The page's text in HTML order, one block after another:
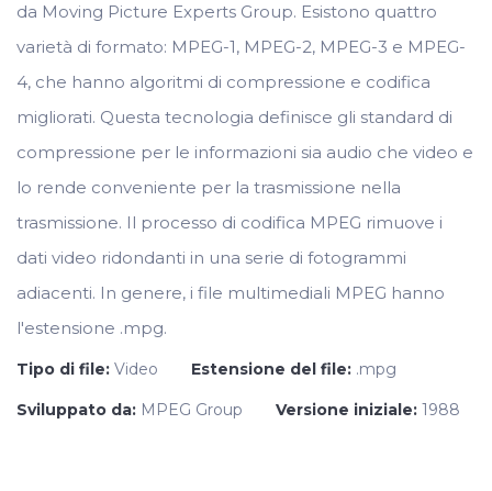
da Moving Picture Experts Group. Esistono quattro
varietà di formato: MPEG-1, MPEG-2, MPEG-3 e MPEG-
4, che hanno algoritmi di compressione e codifica
migliorati. Questa tecnologia definisce gli standard di
compressione per le informazioni sia audio che video e
lo rende conveniente per la trasmissione nella
trasmissione. Il processo di codifica MPEG rimuove i
dati video ridondanti in una serie di fotogrammi
adiacenti. In genere, i file multimediali MPEG hanno
l'estensione .mpg.
Tipo di file: Video Estensione del file: .mpg
Sviluppato da: MPEG Group Versione iniziale: 1988